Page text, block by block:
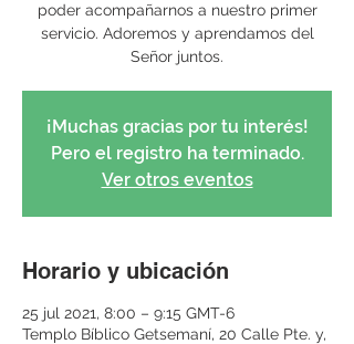
poder acompañarnos a nuestro primer
servicio. Adoremos y aprendamos del
Señor juntos.
¡Muchas gracias por tu interés!
Pero el registro ha terminado.
Ver otros eventos
Horario y ubicación
25 jul 2021, 8:00 – 9:15 GMT-6
Templo Bíblico Getsemaní, 20 Calle Pte. y,